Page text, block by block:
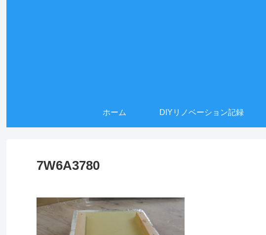
ホーム DIYリノベーション記録
7W6A3780